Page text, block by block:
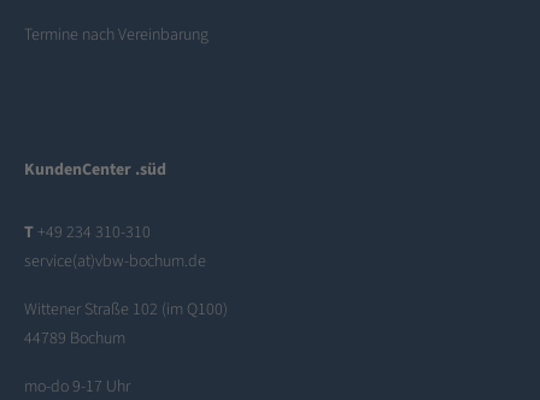
Termine nach Vereinbarung
KundenCenter .süd
T +49 234 310-310
service(at)vbw-bochum.de
Wittener Straße 102 (im Q100)
44789 Bochum
mo-do 9-17 Uhr